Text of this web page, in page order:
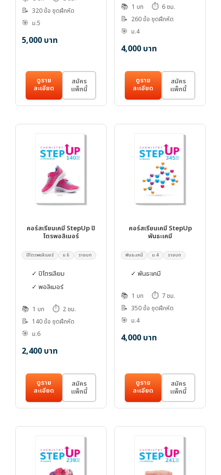
📝 320 ข้อ ชุดฝึกหัด
🎯 ม.5
5,000 บาท
ดูราย
ละเอียด
สมัคร
แพ็กนี้
📚 1 บท ⏱️ 6 ชม.
📝 260 ข้อ ชุดฝึกหัด
🎯 ม.4
4,000 บาท
ดูราย
ละเอียด
สมัคร
แพ็กนี้
คอร์สเรียนเคมี StepUp ปิ
โตรพอลิเมอร์
ปิโตรพอลิเมอร์ ม.6 รายบท
✓ ปิโตรเลียม
✓ พอลิเมอร์
📚 1 บท ⏱️ 2 ชม.
📝 140 ข้อ ชุดฝึกหัด
🎯 ม.6
2,400 บาท
ดูราย
ละเอียด
สมัคร
แพ็กนี้
คอร์สเรียนเคมี StepUp
พันธะเคมี
พันธะเคมี ม.4 รายบท
✓ พันธะเคมี
📚 1 บท ⏱️ 7 ชม.
📝 350 ข้อ ชุดฝึกหัด
🎯 ม.4
4,000 บาท
ดูราย
ละเอียด
สมัคร
แพ็กนี้